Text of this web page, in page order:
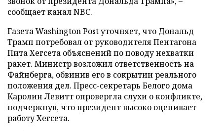
сообщает канал NBC.
Газета Washington Post уточняет, что Дональд
Трамп потребовал от руководителя Пентагона
Пита Хегсета объяснений по поводу нехватки
ракет. Министр возложил ответственность на
Файнберга, обвинив его в сокрытии реального
положения дел. Пресс-секретарь Белого дома
Каролин Левитт опровергла слухи о конфликте,
подчеркнув, что президент высоко оценивает
работу Хегсета.